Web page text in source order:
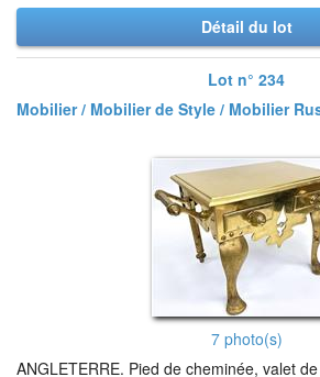
Détail du lot
Lot n° 234
Mobilier / Mobilier de Style / Mobilier
7 photo(s)
ANGLETERRE. Pied de cheminée, valet